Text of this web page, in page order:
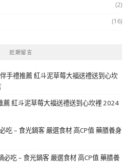
(2)
(16)
近期留言
手禮推薦 紅斗泥草莓大福送禮送到心坎
薦 紅斗泥草莓大福送禮送到心坎裡 2024
吃 – 食光鍋客 嚴選食材 高CP值 藥膳養身
必吃 – 食光鍋客 嚴選食材 高CP值 藥膳養